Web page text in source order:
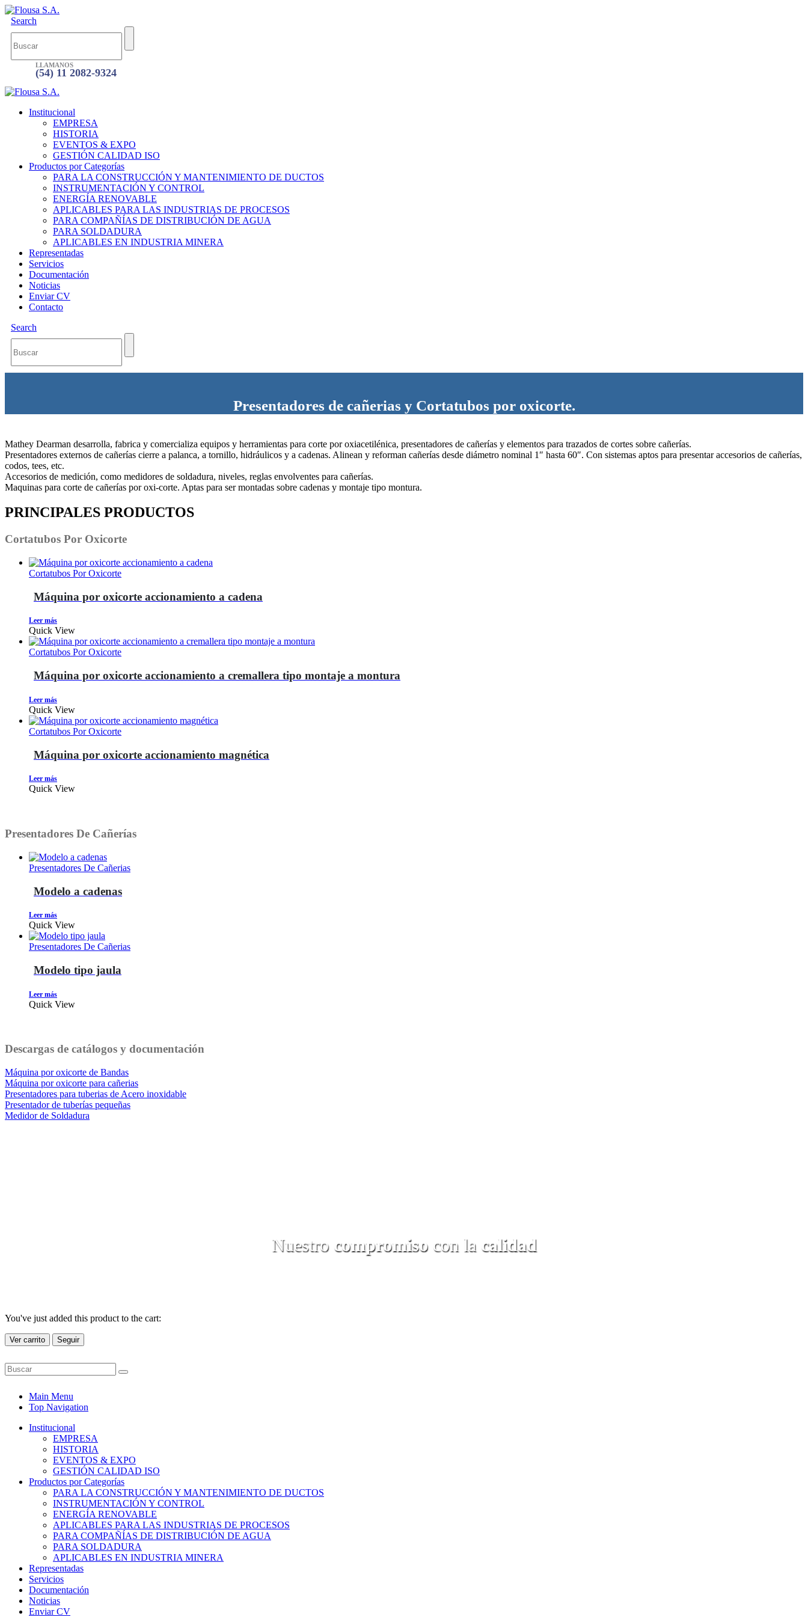
Search
LLAMANOS
(54) 11 2082-9324
Institucional
EMPRESA
HISTORIA
EVENTOS & EXPO
GESTIÓN CALIDAD ISO
Productos por Categorías
PARA LA CONSTRUCCIÓN Y MANTENIMIENTO DE DUCTOS
INSTRUMENTACIÓN Y CONTROL
ENERGÍA RENOVABLE
APLICABLES PARA LAS INDUSTRIAS DE PROCESOS
PARA COMPAÑÍAS DE DISTRIBUCIÓN DE AGUA
PARA SOLDADURA
APLICABLES EN INDUSTRIA MINERA
Representadas
Servicios
Documentación
Noticias
Enviar CV
Contacto
Search
Presentadores de cañerias y Cortatubos por oxicorte.
Mathey Dearman desarrolla, fabrica y comercializa equipos y herramientas para corte por oxiacetilénica, presentadores de cañerías y elementos para trazados de cortes sobre cañerías.
Presentadores externos de cañerías cierre a palanca, a tornillo, hidráulicos y a cadenas. Alinean y reforman cañerías desde diámetro nominal 1″ hasta 60″. Con sistemas aptos para presentar accesorios de cañerías,
codos, tees, etc.
Accesorios de medición, como medidores de soldadura, niveles, reglas envolventes para cañerías.
Maquinas para corte de cañerías por oxi-corte. Aptas para ser montadas sobre cadenas y montaje tipo montura.
PRINCIPALES PRODUCTOS
Cortatubos Por Oxicorte
Cortatubos Por Oxicorte
Máquina por oxicorte accionamiento a cadena
Leer más
Quick View
Cortatubos Por Oxicorte
Máquina por oxicorte accionamiento a cremallera tipo montaje a montura
Leer más
Quick View
Cortatubos Por Oxicorte
Máquina por oxicorte accionamiento magnética
Leer más
Quick View
Presentadores De Cañerías
Presentadores De Cañerias
Modelo a cadenas
Leer más
Quick View
Presentadores De Cañerias
Modelo tipo jaula
Leer más
Quick View
Descargas de catálogos y documentación
Máquina por oxicorte de Bandas
Máquina por oxicorte para cañerias
Presentadores para tuberias de Acero inoxidable
Presentador de tuberías pequeñas
Medidor de Soldadura
Nuestro compromisocon la calidad
You've just added this product to the cart:
Ver carrito Seguir
Main Menu
Top Navigation
Institucional
EMPRESA
HISTORIA
EVENTOS & EXPO
GESTIÓN CALIDAD ISO
Productos por Categorías
PARA LA CONSTRUCCIÓN Y MANTENIMIENTO DE DUCTOS
INSTRUMENTACIÓN Y CONTROL
ENERGÍA RENOVABLE
APLICABLES PARA LAS INDUSTRIAS DE PROCESOS
PARA COMPAÑÍAS DE DISTRIBUCIÓN DE AGUA
PARA SOLDADURA
APLICABLES EN INDUSTRIA MINERA
Representadas
Servicios
Documentación
Noticias
Enviar CV